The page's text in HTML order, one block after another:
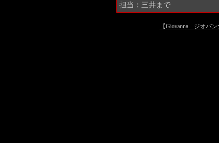
担当：三井まで
【Giovanna ジオバ